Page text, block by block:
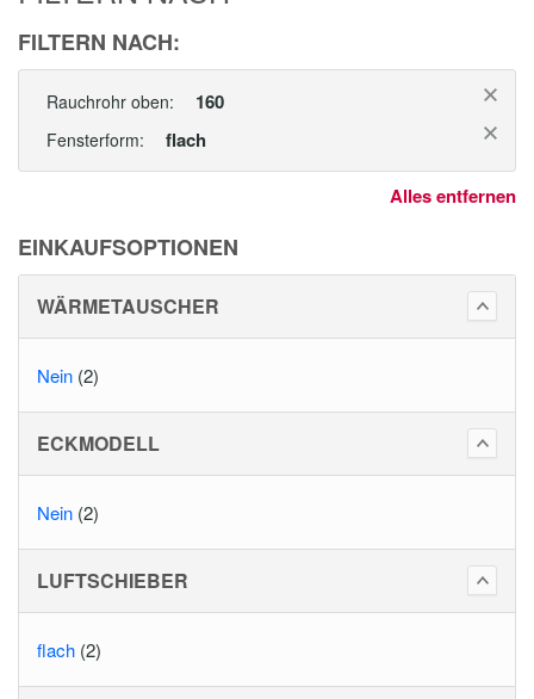
FILTERN NACH:
Rauchrohr oben: 160
Fensterform: flach
Alles entfernen
EINKAUFSOPTIONEN
WÄRMETAUSCHER
Nein (2)
ECKMODELL
Nein (2)
LUFTSCHIEBER
flach (2)